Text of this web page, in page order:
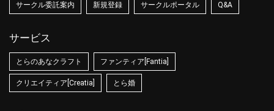
サークル委託案内 新規登録 サークルポータル Q&A
サービス
とらのあなクラフト ファンティア[Fantia]
クリエイティア[Creatia] とら婚